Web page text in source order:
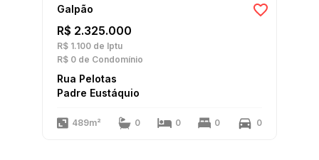
Galpão
R$ 2.325.000
R$ 1.100 de Iptu
R$ 0 de Condomínio
Rua Pelotas
Padre Eustáquio
489m² 0 0 0 0